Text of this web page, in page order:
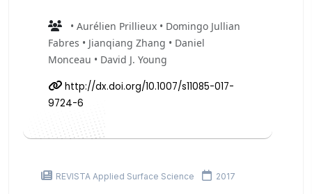
• Aurélien Prillieux • Domingo Jullian
Fabres • Jianqiang Zhang • Daniel
Monceau • David J. Young
http://dx.doi.org/10.1007/s11085-017-
9724-6
REVISTA Applied Surface Science 2017